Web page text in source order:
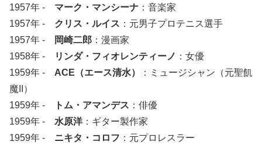
1957年 - マーク・マンシーナ ：音楽家
1957年 - クリス・ルイス ：元男子プロテニス選手
1957年 -
岡崎二郎 ：漫画家
1958年 -
リンダ・フィオレンティーノ ：女優
1959年 - ACE（エース清水）
：ミュージシャン（元聖飢
魔II）
1959年 -
トム・アマンデス ：俳優
1959年 - 水原洋：ギター製作家
1959年 - ニキタ・コロフ ：元プロレスラー